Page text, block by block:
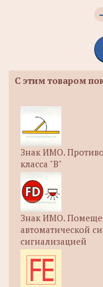
С этим товаром
Знак ИМО.
класса "В"
Знак ИМО.
автоматической
сигнализацией